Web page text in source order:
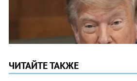
ЧИТАЙТЕ ТАКЖЕ